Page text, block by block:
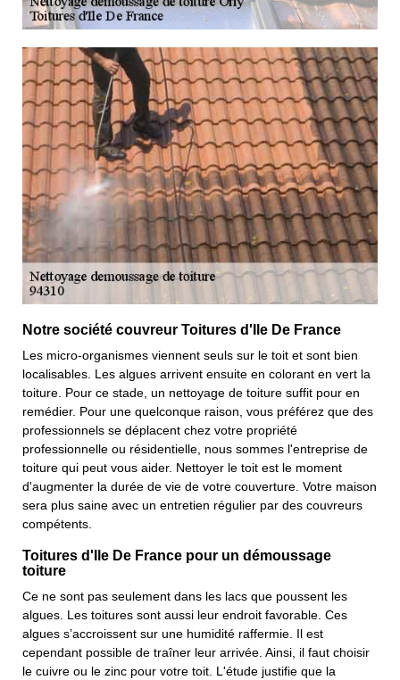
Notre société couvreur Toitures d'Ile De France
Les micro-organismes viennent seuls sur le toit et sont bien
localisables. Les algues arrivent ensuite en colorant en vert la
toiture. Pour ce stade, un nettoyage de toiture suffit pour en
remédier. Pour une quelconque raison, vous préférez que des
professionnels se déplacent chez votre propriété
professionnelle ou résidentielle, nous sommes l'entreprise de
toiture qui peut vous aider. Nettoyer le toit est le moment
d'augmenter la durée de vie de votre couverture. Votre maison
sera plus saine avec un entretien régulier par des couvreurs
compétents.
Toitures d'Ile De France pour un démoussage
toiture
Ce ne sont pas seulement dans les lacs que poussent les
algues. Les toitures sont aussi leur endroit favorable. Ces
algues s’accroissent sur une humidité raffermie. Il est
cependant possible de traîner leur arrivée. Ainsi, il faut choisir
le cuivre ou le zinc pour votre toit. L'étude justifie que la